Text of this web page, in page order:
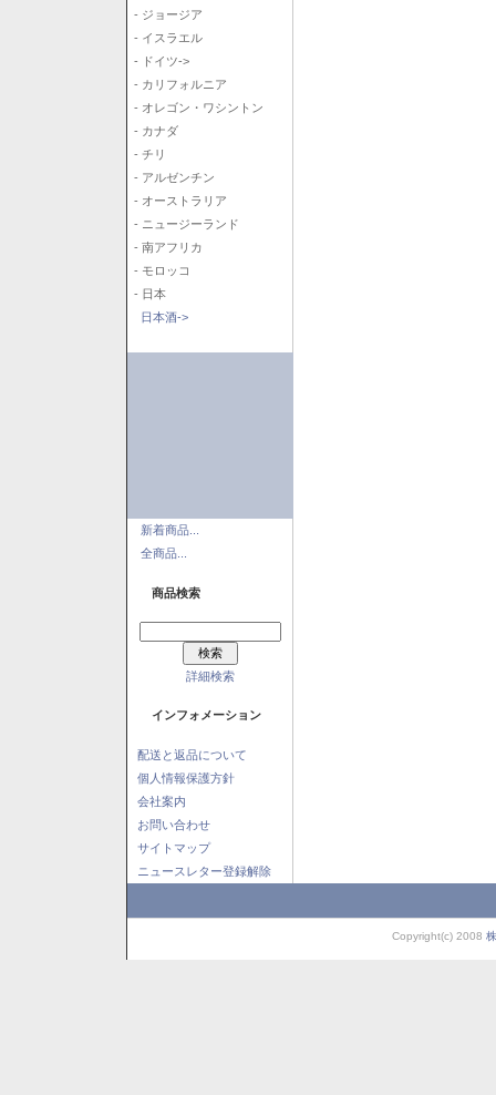
- ジョージア
- イスラエル
- ドイツ->
- カリフォルニア
- オレゴン・ワシントン
- カナダ
- チリ
- アルゼンチン
- オーストラリア
- ニュージーランド
- 南アフリカ
- モロッコ
- 日本
日本酒->
新着商品...
全商品...
商品検索
詳細検索
インフォメーション
配送と返品について
個人情報保護方針
会社案内
お問い合わせ
サイトマップ
ニュースレター登録解除
Copyright(c) 2008